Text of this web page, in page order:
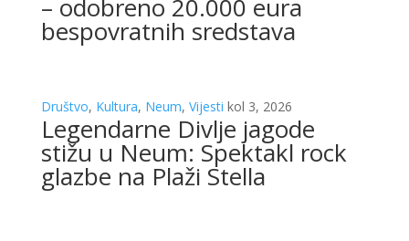
– odobreno 20.000 eura
bespovratnih sredstava
Društvo, Kultura, Neum, Vijesti kol 3, 2026
Legendarne Divlje jagode
stižu u Neum: Spektakl rock
glazbe na Plaži Stella